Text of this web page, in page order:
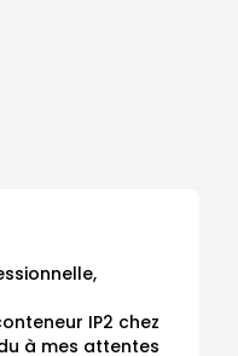
IP2 chez
à mes attentes